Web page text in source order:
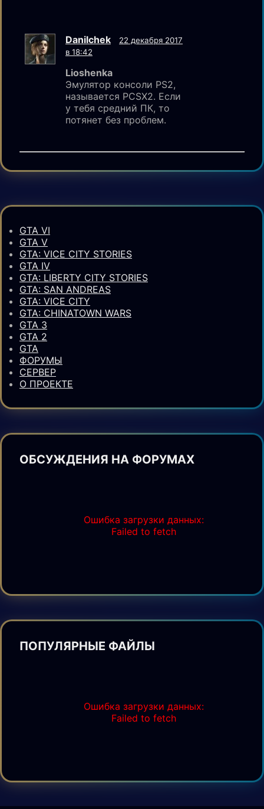
Danilchek
22 декабря 2017
в 18:42
Lioshenka
Эмулятор консоли PS2,
называется PCSX2. Если
у тебя средний ПК, то
потянет без проблем.
GTA VI
GTA V
GTA: VICE CITY STORIES
GTA IV
GTA: LIBERTY CITY STORIES
GTA: SAN ANDREAS
GTA: VICE CITY
GTA: CHINATOWN WARS
GTA 3
GTA 2
GTA
ФОРУМЫ
СЕРВЕР
О ПРОЕКТЕ
ОБСУЖДЕНИЯ НА ФОРУМАХ
Ошибка загрузки данных:
Failed to fetch
ПОПУЛЯРНЫЕ ФАЙЛЫ
Ошибка загрузки данных:
Failed to fetch